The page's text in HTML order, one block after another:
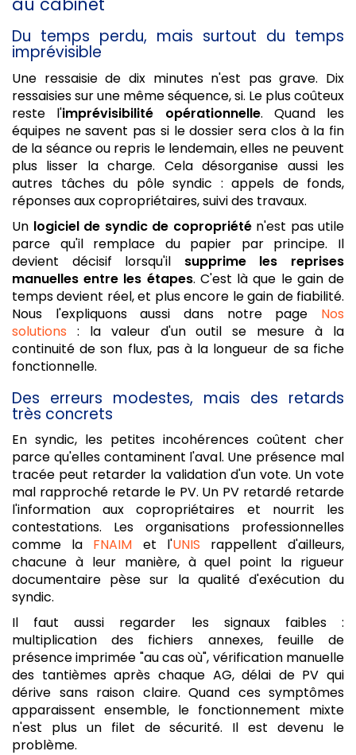
Du temps perdu, mais surtout du temps
imprévisible
Une ressaisie de dix minutes n'est pas grave. Dix
ressaisies sur une même séquence, si. Le plus coûteux
reste l'imprévisibilité opérationnelle. Quand les
équipes ne savent pas si le dossier sera clos à la fin
de la séance ou repris le lendemain, elles ne peuvent
plus lisser la charge. Cela désorganise aussi les
autres tâches du pôle syndic : appels de fonds,
réponses aux copropriétaires, suivi des travaux.
Un logiciel de syndic de copropriétén'est pas utile
parce qu'il remplace du papier par principe. Il
devient décisif lorsqu'il supprime les reprises
manuelles entre les étapes. C'est là que le gain de
temps devient réel, et plus encore le gain de fiabilité.
Nous l'expliquons aussi dans notre page Nos
solutions : la valeur d'un outil se mesure à la
continuité de son flux, pas à la longueur de sa fiche
fonctionnelle.
Des erreurs modestes, mais des retards
très concrets
En syndic, les petites incohérences coûtent cher
parce qu'elles contaminent l'aval. Une présence mal
tracée peut retarder la validation d'un vote. Un vote
mal rapproché retarde le PV. Un PV retardé retarde
l'information aux copropriétaires et nourrit les
contestations. Les organisations professionnelles
comme la FNAIM et l'UNIS rappellent d'ailleurs,
chacune à leur manière, à quel point la rigueur
documentaire pèse sur la qualité d'exécution du
syndic.
Il faut aussi regarder les signaux faibles :
multiplication des fichiers annexes, feuille de
présence imprimée "au cas où", vérification manuelle
des tantièmes après chaque AG, délai de PV qui
dérive sans raison claire. Quand ces symptômes
apparaissent ensemble, le fonctionnement mixte
n'est plus un filet de sécurité. Il est devenu le
problème.